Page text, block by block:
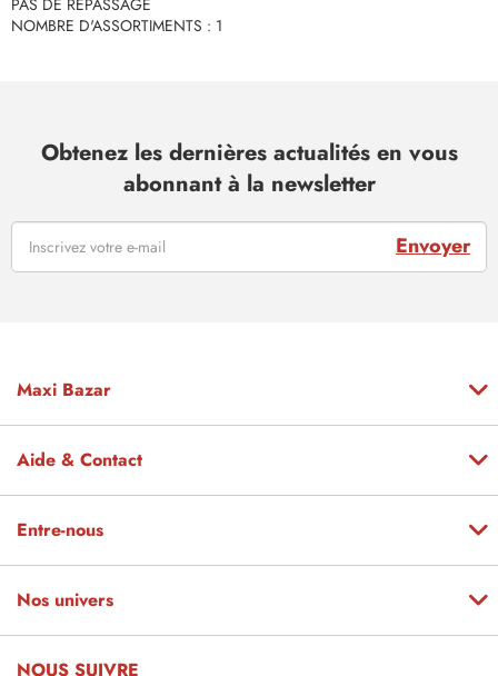
PAS DE REPASSAGE
NOMBRE D'ASSORTIMENTS : 1
Obtenez les dernières actualités en vous
abonnant à la newsletter
Envoyer
Maxi Bazar
Aide & Contact
Entre-nous
Nos univers
NOUS SUIVRE